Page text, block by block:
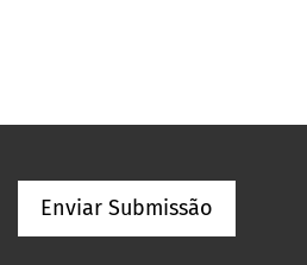
Enviar Submissão